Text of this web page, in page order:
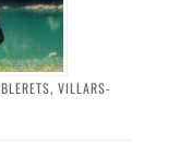
VILLARS-